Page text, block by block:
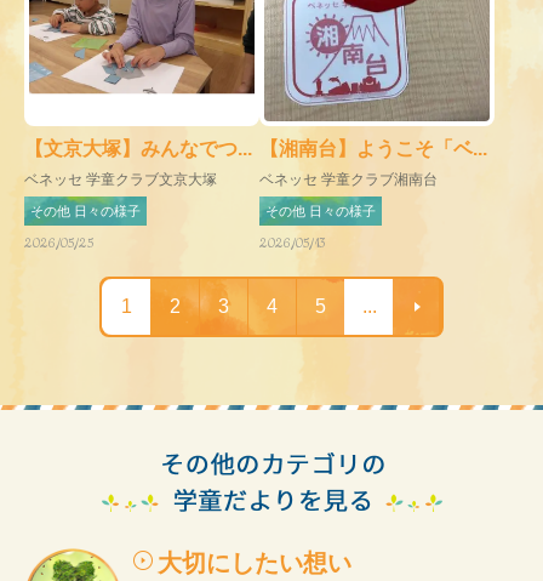
【文京大塚】みんなでつ...
ベネッセ 学童クラブ文京大塚
その他 日々の様子
2026/05/25
【湘南台】ようこそ「ベ...
ベネッセ 学童クラブ湘南台
その他 日々の様子
2026/05/13
1 2 3 4 5 ...
大切にしたい想い